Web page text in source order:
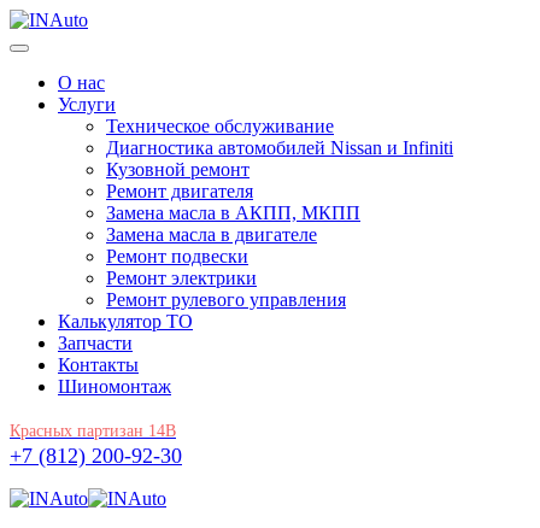
О нас
Услуги
Техническое обслуживание
Диагностика автомобилей Nissan и Infiniti
Кузовной ремонт
Ремонт двигателя
Замена масла в АКПП, МКПП
Замена масла в двигателе
Ремонт подвески
Ремонт электрики
Ремонт рулевого управления
Калькулятор ТО
Запчасти
Контакты
Шиномонтаж
Красных партизан 14В
+7 (812) 200-92-30